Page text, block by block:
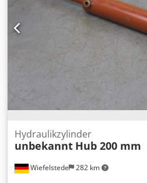
Wiefelstede 282 km
Hydraulikzylinder
unbekannt Hub 200 mm